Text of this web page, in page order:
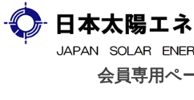
会員専用ペ